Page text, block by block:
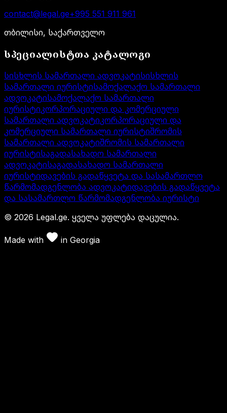
contact@legal.ge+995 551 911 961
თბილისი, საქართველო
სპეციალისტთა კატალოგი
სისხლის სამართალი ადვოკატისისხლის
სამართალი იურისტისამოქალაქო სამართალი
ადვოკატისამოქალაქო სამართალი
იურისტიკორპორაციული და კომერციული
სამართალი ადვოკატიკორპორაციული და
კომერციული სამართალი იურისტიშრომის
სამართალი ადვოკატიშრომის სამართალი
იურისტისაგადასახადო სამართალი
ადვოკატისაგადასახადო სამართალი
იურისტიდავების გადაწყვეტა და სასამართლო
წარმომადგენლობა ადვოკატიდავების გადაწყვეტა
და სასამართლო წარმომადგენლობა იურისტი
© 2026 Legal.ge. ყველა უფლება დაცულია.
Made with in Georgia